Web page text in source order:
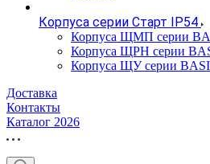
Корпуса серии Старт IP54
Корпуса ЩМП серии
Корпуса ЩРН серии
Корпуса ЩУ серии
Доставка
Контакты
Каталог 2026